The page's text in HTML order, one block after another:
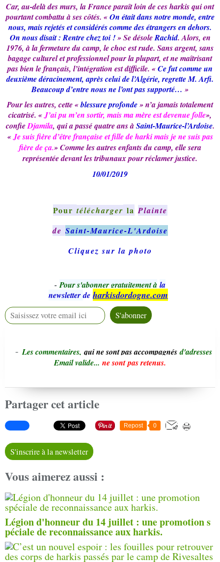
Car, au-delà des murs, la France paraît loin de ces harkis qui ont
pourtant combattu à ses côtés. «On était dans notre monde, entre
nous, mais rejetés et considérés comme des étrangers en dehors.
On nous disait : Rentre chez toi !» Se désoleRachid. Alors, en
1976, à la fermeture du camp, le choc est rude. Sans argent, sans
bagage culturel et professionnel pour la plupart, et ne maîtrisant
pas bien le français, l’intégration est difficile. «Ce fut comme un
deuxième déracinement, après celui de l’Algérie, regrette M. Arfi.
Beaucoup d’entre nous ne l’ont pas supporté… »
Pour les autres, cette «blessure profonde» n’a jamais totalement
cicatrisé. «J’ai pu m’en sortir, mais ma mère est devenue folle»,
confieDjamila, qui a passé quatre ans àSaint-Maurice-l’Ardoise.
«Je suis fière d’être française et fille de harki mais je ne suis pas
fière de ça.» Comme les autres enfants du camp, elle sera
représentée devant les tribunaux pour réclamer justice.
10/01/2019
Pourtélécharger la Plainte
de Saint-Maurice-L'Ardoise
Cliquez sur la photo
-Pour s'abonner gratuitement à la
newsletterde harkisdordogne.com
-Les commentaires, qui ne sont pas accompagnés d'adresses
Email valide... ne sont pas retenus.
Partager cet article
Repost 0
S'inscrire à la newsletter
Vous aimerez aussi :
Légion d'honneur du 14 juillet : une promotion s
péciale de reconnaissance aux harkis.